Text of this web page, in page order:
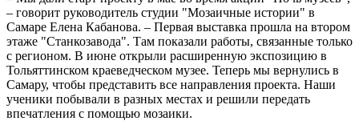
денег с карты
09.08.2026 | 11:28
– говорит руководитель студии "Мозаичные истории" в
Самаре Елена Кабанова. – Первая выставка прошла на втором
этаже "Станкозавода". Там показали работы, связанные только
с регионом. В июне открыли расширенную экспозицию в
Тольяттинском краеведческом музее. Теперь мы вернулись в
Самару, чтобы представить все направления проекта. Наши
ученики побывали в разных местах и решили передать
впечатления с помощью мозаики.